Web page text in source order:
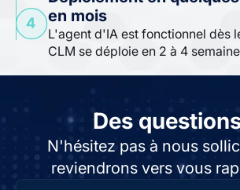
en mois
L'agent d'IA est fonctionnel dès
CLM se déploie en 2 à 4
Des
N'hésitez pas à nous
reviendrons vers vous